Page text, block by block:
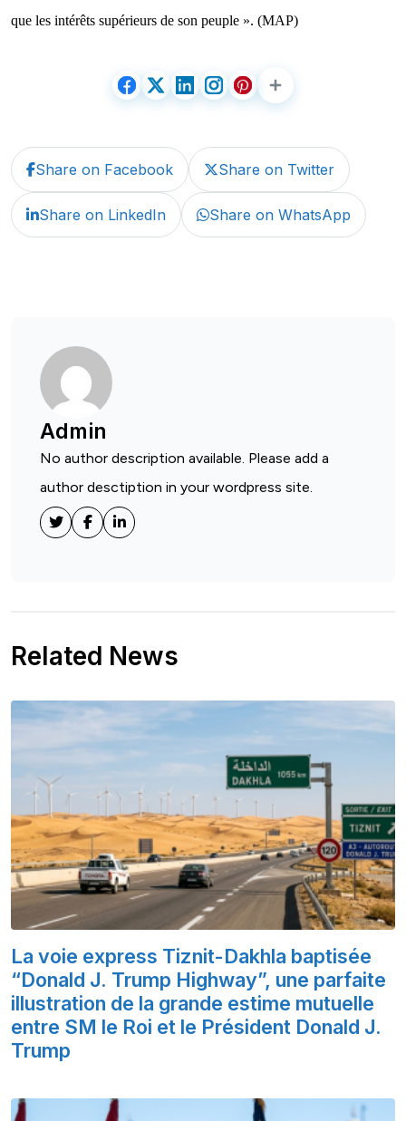
que les intérêts supérieurs de son peuple ». (MAP)
Share on Facebook Share on Twitter
Share on LinkedIn Share on WhatsApp
Admin
No author description available. Please add a
author desctiption in your wordpress site.
Related News
La voie express Tiznit-Dakhla baptisée
“Donald J. Trump Highway”, une parfaite
illustration de la grande estime mutuelle
entre SM le Roi et le Président Donald J.
Trump